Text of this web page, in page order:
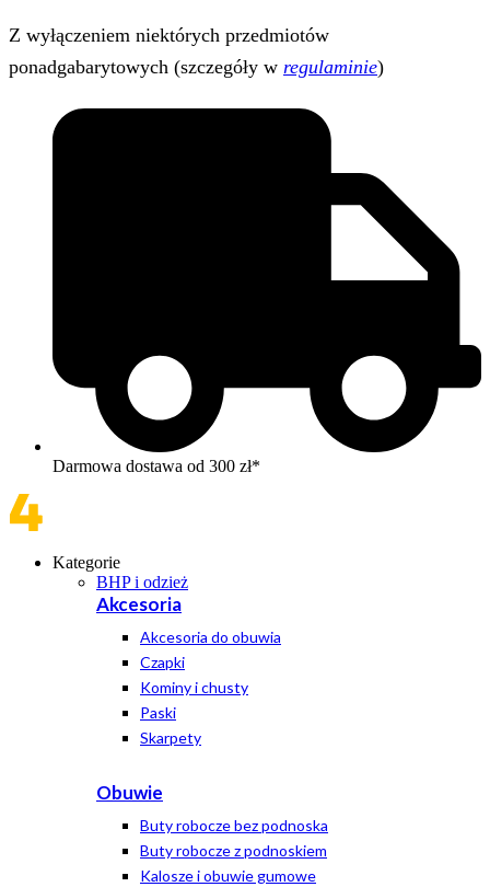
Z wyłączeniem niektórych przedmiotów
ponadgabarytowych (szczegóły w regulaminie)
Darmowa dostawa od 300 zł*
Kategorie
BHP i odzież
Akcesoria
Akcesoria do obuwia
Czapki
Kominy i chusty
Paski
Skarpety
Obuwie
Buty robocze bez podnoska
Buty robocze z podnoskiem
Kalosze i obuwie gumowe